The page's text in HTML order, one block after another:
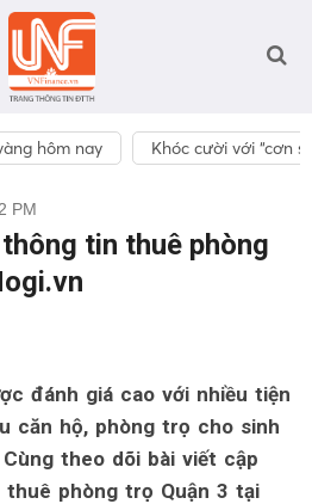
hôm nay Khóc cười với “cơn
PM
tin thuê phòng
đánh giá cao với nhiều tiện
căn hộ, phòng trọ cho sinh
theo dõi bài viết cập
phòng trọ Quận 3 tại